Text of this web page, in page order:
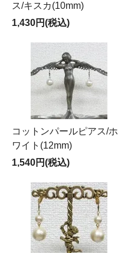
ス/キスカ(10mm)
1,430円(税込)
コットンパールピアス/ホ
ワイト(12mm)
1,540円(税込)